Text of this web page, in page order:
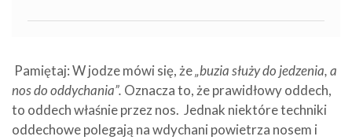
Pamiętaj: W jodze mówi się, że„buzia służy do jedzenia, a
nos do oddychania”. Oznacza to, że prawidłowy oddech,
to oddech właśnie przez nos. Jednak niektóre techniki
oddechowe polegają na wdychani powietrza nosem i